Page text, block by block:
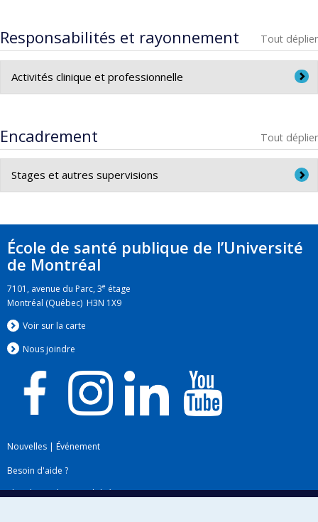
Responsabilités et rayonnement Tout déplier
Activités clinique et professionnelle
depuis 2017.
Encadrement Tout déplier
Stages et autres supervisions
Emmanuelle Jost, 2017, Aspects éthiques de la participation
publique
Marie-Ève Lemoine, 2017, Dimensions éthiques du
dépistage dans une perspective de santé publique
Virginie Manus, 2017, Gestion des risques éthiques quant à
la diffusion d'une veille scientifique sur le cannabis
École de santé publique de l’Université
de Montréal
7101, avenue du Parc, 3e étage
Montréal (Québec) H3N 1X9
Voir sur la carte
Nous joindre
Nouvelles | Événement
Besoin d'aide ?
Plan du site|Accessibilité